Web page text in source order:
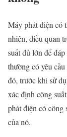
Máy phát điện có
nhiên, điều quan
suất đủ lớn để
thường có yêu
đó, trước khi sử
xác định công
phát điện có công
của nó.